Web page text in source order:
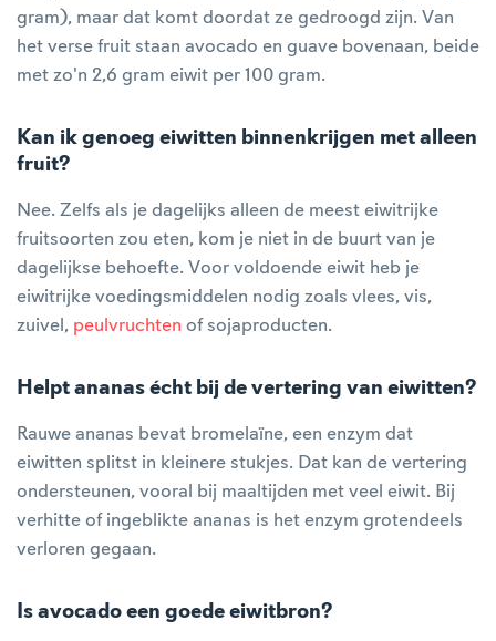
gram), maar dat komt doordat ze gedroogd zijn. Van
het verse fruit staan avocado en guave bovenaan, beide
met zo'n 2,6 gram eiwit per 100 gram.
Kan ik genoeg eiwitten binnenkrijgen met alleen
fruit?
Nee. Zelfs als je dagelijks alleen de meest eiwitrijke
fruitsoorten zou eten, kom je niet in de buurt van je
dagelijkse behoefte. Voor voldoende eiwit heb je
eiwitrijke voedingsmiddelen nodig zoals vlees, vis,
zuivel, peulvruchten of sojaproducten.
Helpt ananas écht bij de vertering van eiwitten?
Rauwe ananas bevat bromelaïne, een enzym dat
eiwitten splitst in kleinere stukjes. Dat kan de vertering
ondersteunen, vooral bij maaltijden met veel eiwit. Bij
verhitte of ingeblikte ananas is het enzym grotendeels
verloren gegaan.
Is avocado een goede eiwitbron?